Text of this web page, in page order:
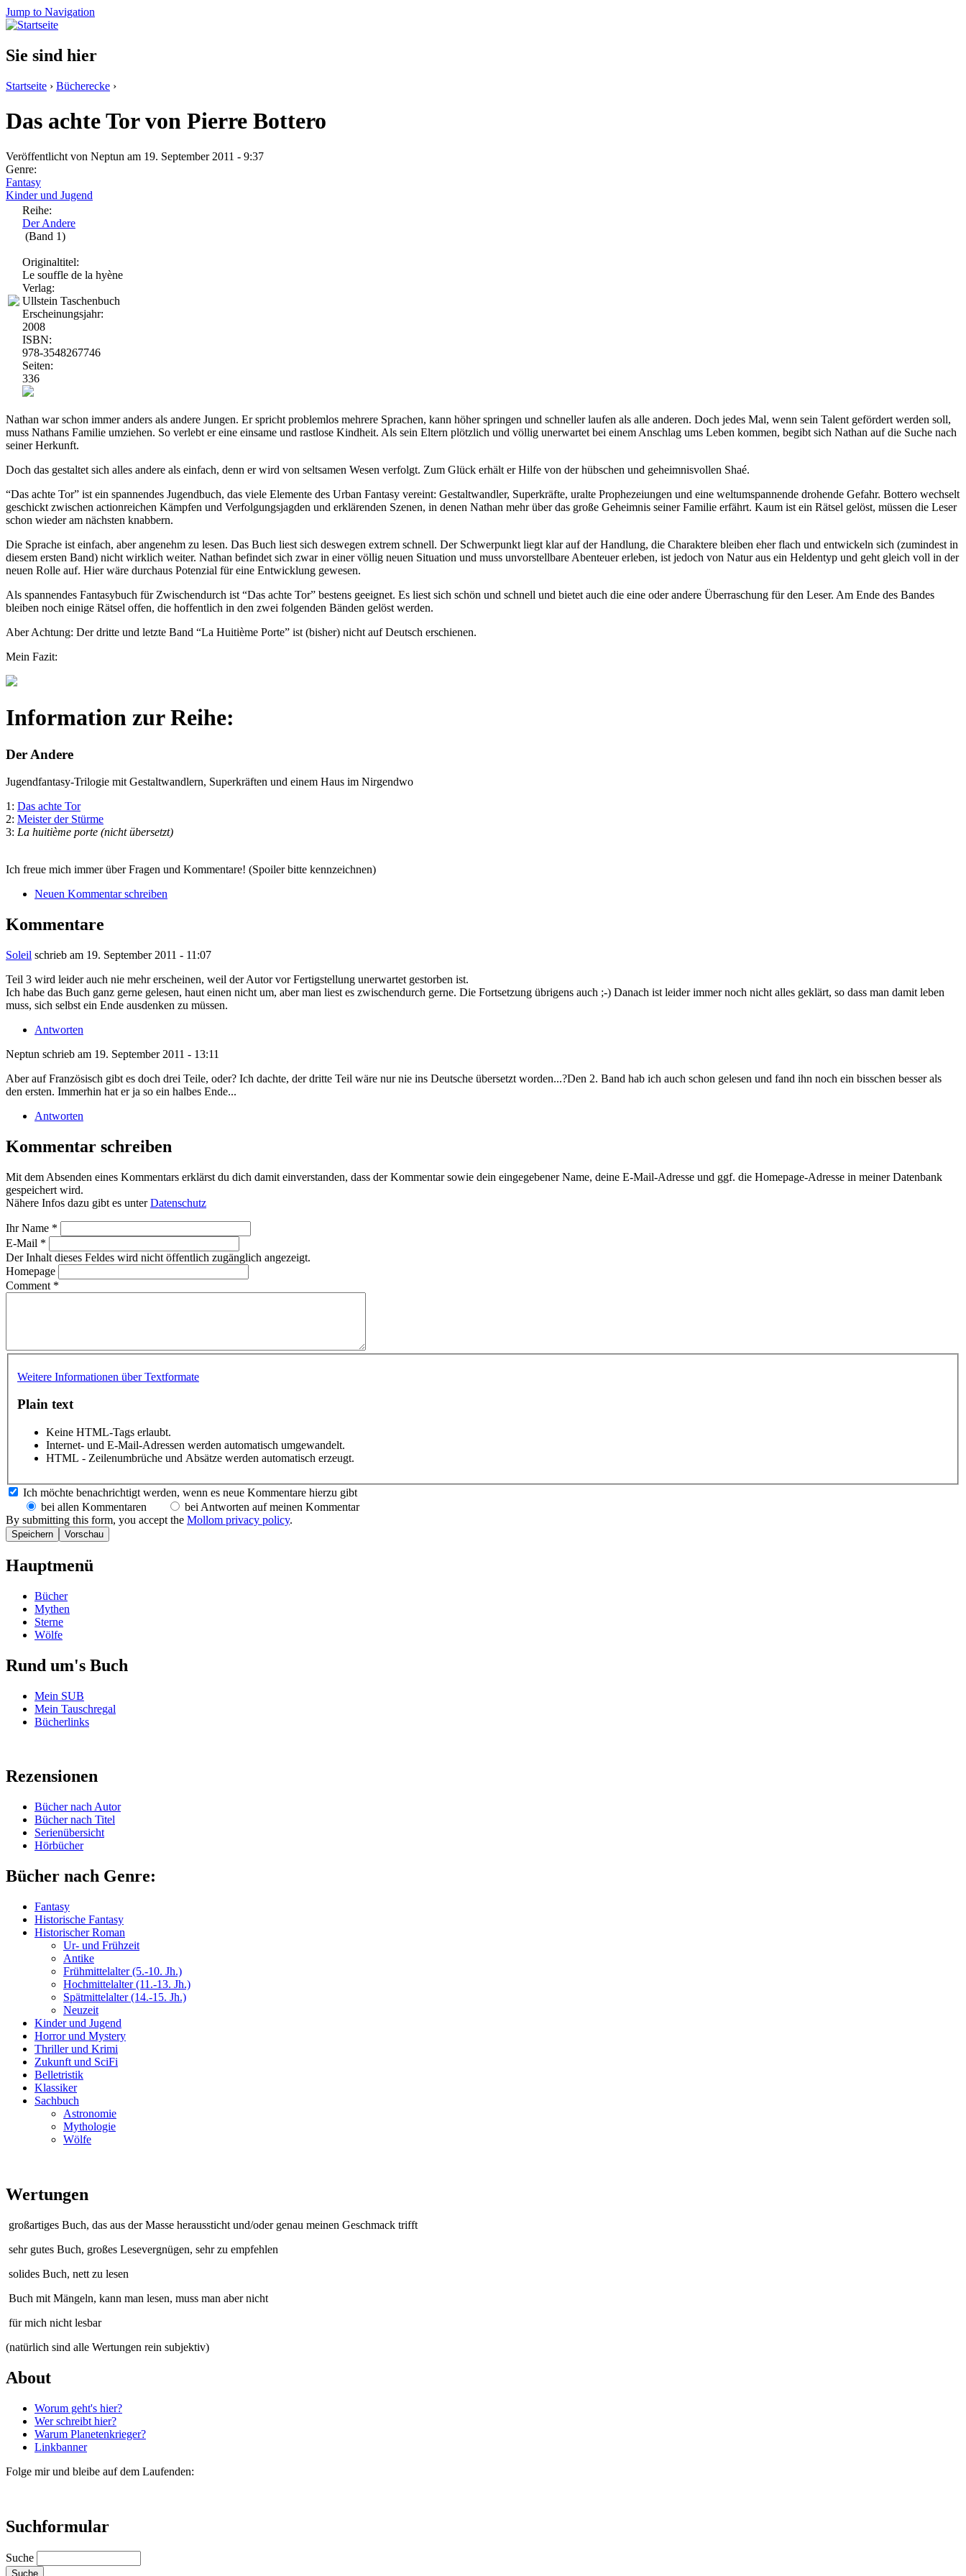
Jump to Navigation
Sie sind hier
Startseite › Bücherecke ›
Das achte Tor von Pierre Bottero
Veröffentlicht von Neptun am 19. September 2011 - 9:37
Genre:
Fantasy
Kinder und Jugend
Reihe:
Der Andere
(Band 1)
Originaltitel:
Le souffle de la hyène
Verlag:
Ullstein Taschenbuch
Erscheinungsjahr:
2008
ISBN:
978-3548267746
Seiten:
336
Nathan war schon immer anders als andere Jungen. Er spricht problemlos mehrere Sprachen, kann höher springen und schneller laufen als alle anderen. Doch jedes Mal, wenn sein Talent gefördert werden soll,
muss Nathans Familie umziehen. So verlebt er eine einsame und rastlose Kindheit. Als sein Eltern plötzlich und völlig unerwartet bei einem Anschlag ums Leben kommen, begibt sich Nathan auf die Suche nach
seiner Herkunft.
Doch das gestaltet sich alles andere als einfach, denn er wird von seltsamen Wesen verfolgt. Zum Glück erhält er Hilfe von der hübschen und geheimnisvollen Shaé.
“Das achte Tor” ist ein spannendes Jugendbuch, das viele Elemente des Urban Fantasy vereint: Gestaltwandler, Superkräfte, uralte Prophezeiungen und eine weltumspannende drohende Gefahr. Bottero wechselt
geschickt zwischen actionreichen Kämpfen und Verfolgungsjagden und erklärenden Szenen, in denen Nathan mehr über das große Geheimnis seiner Familie erfährt. Kaum ist ein Rätsel gelöst, müssen die Leser
schon wieder am nächsten knabbern.
Die Sprache ist einfach, aber angenehm zu lesen. Das Buch liest sich deswegen extrem schnell. Der Schwerpunkt liegt klar auf der Handlung, die Charaktere bleiben eher flach und entwickeln sich (zumindest in
diesem ersten Band) nicht wirklich weiter. Nathan befindet sich zwar in einer völlig neuen Situation und muss unvorstellbare Abenteuer erleben, ist jedoch von Natur aus ein Heldentyp und geht gleich voll in der
neuen Rolle auf. Hier wäre durchaus Potenzial für eine Entwicklung gewesen.
Als spannendes Fantasybuch für Zwischendurch ist “Das achte Tor” bestens geeignet. Es liest sich schön und schnell und bietet auch die eine oder andere Überraschung für den Leser. Am Ende des Bandes
bleiben noch einige Rätsel offen, die hoffentlich in den zwei folgenden Bänden gelöst werden.
Aber Achtung: Der dritte und letzte Band “La Huitième Porte” ist (bisher) nicht auf Deutsch erschienen.
Mein Fazit:
Information zur Reihe:
Der Andere
Jugendfantasy-Trilogie mit Gestaltwandlern, Superkräften und einem Haus im Nirgendwo
1: Das achte Tor
2: Meister der Stürme
3: La huitième porte (nicht übersetzt)
Ich freue mich immer über Fragen und Kommentare! (Spoiler bitte kennzeichnen)
Neuen Kommentar schreiben
Kommentare
Soleil schrieb am 19. September 2011 - 11:07
Teil 3 wird leider auch nie mehr erscheinen, weil der Autor vor Fertigstellung unerwartet gestorben ist.
Ich habe das Buch ganz gerne gelesen, haut einen nicht um, aber man liest es zwischendurch gerne. Die Fortsetzung übrigens auch ;-) Danach ist leider immer noch nicht alles geklärt, so dass man damit leben
muss, sich selbst ein Ende ausdenken zu müssen.
Antworten
Neptun schrieb am 19. September 2011 - 13:11
Aber auf Französisch gibt es doch drei Teile, oder? Ich dachte, der dritte Teil wäre nur nie ins Deutsche übersetzt worden...?Den 2. Band hab ich auch schon gelesen und fand ihn noch ein bisschen besser als
den ersten. Immerhin hat er ja so ein halbes Ende...
Antworten
Kommentar schreiben
Mit dem Absenden eines Kommentars erklärst du dich damit einverstanden, dass der Kommentar sowie dein eingegebener Name, deine E-Mail-Adresse und ggf. die Homepage-Adresse in meiner Datenbank
gespeichert wird.
Nähere Infos dazu gibt es unterDatenschutz
Ihr Name *
E-Mail *
Der Inhalt dieses Feldes wird nicht öffentlich zugänglich angezeigt.
Homepage
Comment *
Weitere Informationen über Textformate
Plain text
Keine HTML-Tags erlaubt.
Internet- und E-Mail-Adressen werden automatisch umgewandelt.
HTML - Zeilenumbrüche und Absätze werden automatisch erzeugt.
Ich möchte benachrichtigt werden, wenn es neue Kommentare hierzu gibt
bei allen Kommentaren
bei Antworten auf meinen Kommentar
By submitting this form, you accept the Mollom privacy policy.
Hauptmenü
Bücher
Mythen
Sterne
Wölfe
Rund um's Buch
Mein SUB
Mein Tauschregal
Bücherlinks
Rezensionen
Bücher nach Autor
Bücher nach Titel
Serienübersicht
Hörbücher
Bücher nach Genre:
Fantasy
Historische Fantasy
Historischer Roman
Ur- und Frühzeit
Antike
Frühmittelalter (5.-10. Jh.)
Hochmittelalter (11.-13. Jh.)
Spätmittelalter (14.-15. Jh.)
Neuzeit
Kinder und Jugend
Horror und Mystery
Thriller und Krimi
Zukunft und SciFi
Belletristik
Klassiker
Sachbuch
Astronomie
Mythologie
Wölfe
Wertungen
großartiges Buch, das aus der Masse heraussticht und/oder genau meinen Geschmack trifft
sehr gutes Buch, großes Lesevergnügen, sehr zu empfehlen
solides Buch, nett zu lesen
Buch mit Mängeln, kann man lesen, muss man aber nicht
für mich nicht lesbar
(natürlich sind alle Wertungen rein subjektiv)
About
Worum geht's hier?
Wer schreibt hier?
Warum Planetenkrieger?
Linkbanner
Folge mir und bleibe auf dem Laufenden:
Suchformular
Suche